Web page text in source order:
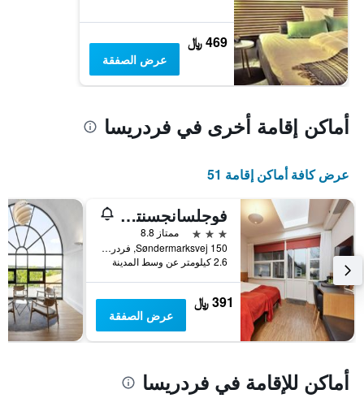
469 ﷼
عرض الصفقة
أماكن إقامة أخرى في فردريسا
عرض كافة أماكن إقامة 51
فوجلسانجسنتريت
3 نجوم
ممتاز 8.8
Søndermarksvej 150, فردريسا, منطقة جنوب الدنمارك, الدانمارك
2.6 كيلومتر عن وسط المدينة
391 ﷼
عرض الصفقة
أماكن للإقامة في فردريسا